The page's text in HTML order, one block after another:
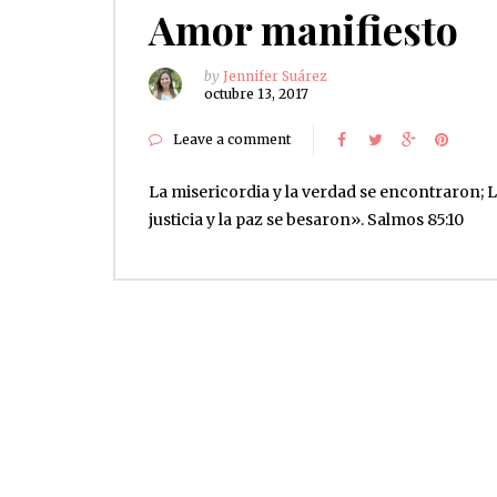
Amor manifiesto
by Jennifer Suárez
octubre 13, 2017
Leave a comment
La misericordia y la verdad se encontraron;
justicia y la paz se besaron». Salmos 85:10